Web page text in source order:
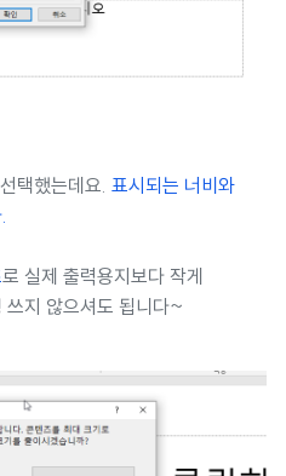
택했는데요. 표시되는 너비와
로 실제 출력용지보다 작게
쓰지 않으셔도 됩니다~